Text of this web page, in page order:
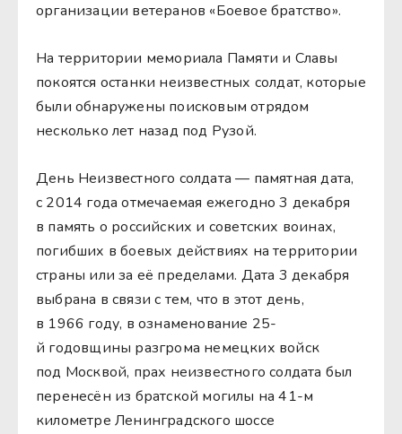
организации ветеранов «Боевое братство».
На территории мемориала Памяти и Славы
покоятся останки неизвестных солдат, которые
были обнаружены поисковым отрядом
несколько лет назад под Рузой.
День Неизвестного солдата — памятная дата,
с 2014 года отмечаемая ежегодно 3 декабря
в память о российских и советских воинах,
погибших в боевых действиях на территории
страны или за её пределами. Дата 3 декабря
выбрана в связи с тем, что в этот день,
в 1966 году, в ознаменование 25-
й годовщины разгрома немецких войск
под Москвой, прах неизвестного солдата был
перенесён из братской могилы на 41-м
километре Ленинградского шоссе